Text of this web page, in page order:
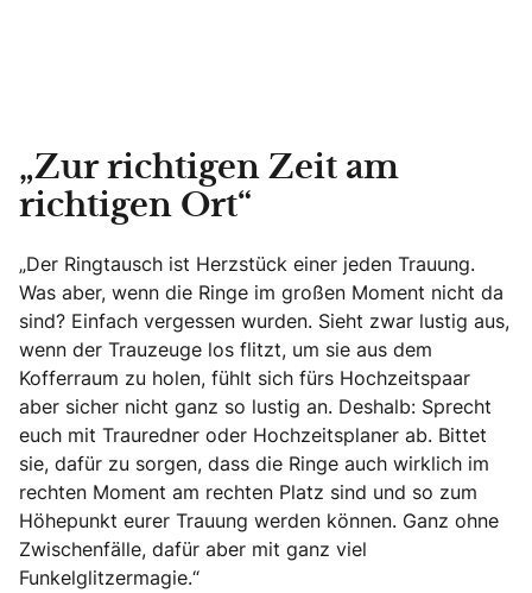
„Zur richtigen Zeit am
richtigen Ort“
„Der Ringtausch ist Herzstück einer jeden Trauung.
Was aber, wenn die Ringe im großen Moment nicht da
sind? Einfach vergessen wurden. Sieht zwar lustig aus,
wenn der Trauzeuge los flitzt, um sie aus dem
Kofferraum zu holen, fühlt sich fürs Hochzeitspaar
aber sicher nicht ganz so lustig an. Deshalb: Sprecht
euch mit Trauredner oder Hochzeitsplaner ab. Bittet
sie, dafür zu sorgen, dass die Ringe auch wirklich im
rechten Moment am rechten Platz sind und so zum
Höhepunkt eurer Trauung werden können. Ganz ohne
Zwischenfälle, dafür aber mit ganz viel
Funkelglitzermagie.“